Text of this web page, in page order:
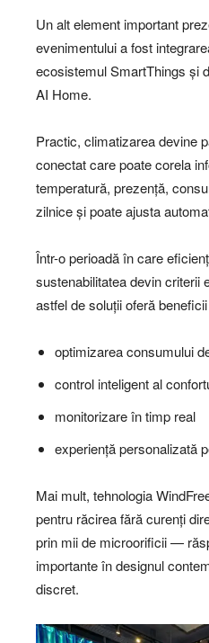
Un alt element important
evenimentului a fost
ecosistemul SmartThings și
AI Home.
Practic, climatizarea devine
conectat care poate corela
temperatură, prezență,
zilnice și poate ajusta
Într-o perioadă în care
sustenabilitatea devin criterii
astfel de soluții oferă
optimizarea consumului
control inteligent al
monitorizare în timp real
experiență personalizată
Mai mult, tehnologia
pentru răcirea fără curenți
prin mii de microorificii —
importante în designul
discret.